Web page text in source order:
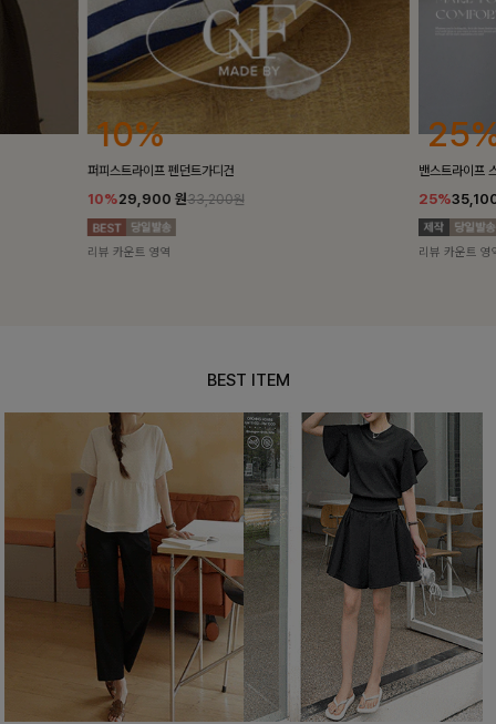
25%
밴스트라이프 스트링원피스
25%35,100 원46,800원
리뷰 카운트 영역
10%
[5천장돌파/
10%
리뷰 카운트 영
BEST ITEM